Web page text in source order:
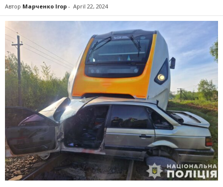
Автор Марченко Ігор - April 22, 2024